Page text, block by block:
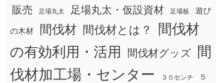
販売 足場丸太 足場丸太・仮設資材 足場板 遊び
の木材 間伐材 間伐材とは？
間伐材
の有効利用・活用
間伐材グッズ
間
伐材加工場・センター
３０センチ
５